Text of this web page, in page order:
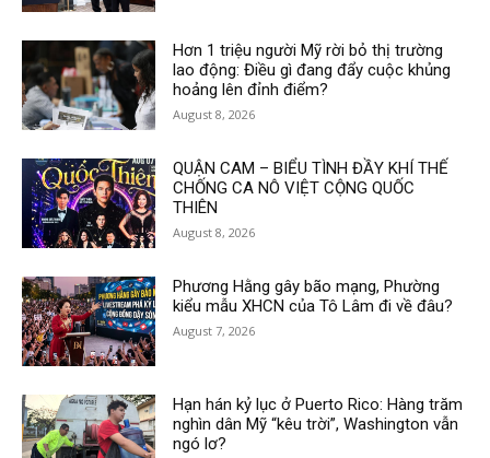
Hơn 1 triệu người Mỹ rời bỏ thị trường
lao động: Điều gì đang đẩy cuộc khủng
hoảng lên đỉnh điểm?
August 8, 2026
QUẬN CAM – BIỂU TÌNH ĐẦY KHÍ THẾ
CHỐNG CA NÔ VIỆT CỘNG QUỐC
THIÊN
August 8, 2026
Phương Hằng gây bão mạng, Phường
kiểu mẫu XHCN của Tô Lâm đi về đâu?
August 7, 2026
Hạn hán kỷ lục ở Puerto Rico: Hàng trăm
nghìn dân Mỹ “kêu trời”, Washington vẫn
ngó lơ?